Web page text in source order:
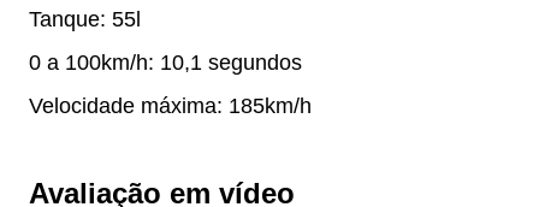
Tanque: 55l
0 a 100km/h: 10,1 segundos
Velocidade máxima: 185km/h
Avaliação em vídeo